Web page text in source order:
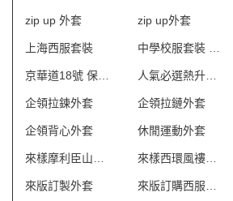
zip up 外套 zip up外套
上海西服套裝
人氣必選熱升華外套
企領拉鍊外套 企領拉鏈外套
企領背心外套 休閒運動外套
來樣西環風褸外套
來版訂製外套